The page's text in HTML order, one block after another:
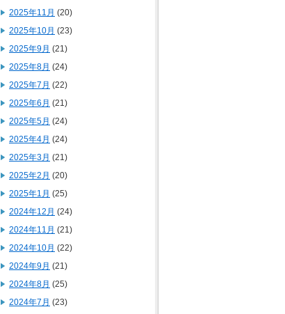
2025年11月 (20)
2025年10月 (23)
2025年9月 (21)
2025年8月 (24)
2025年7月 (22)
2025年6月 (21)
2025年5月 (24)
2025年4月 (24)
2025年3月 (21)
2025年2月 (20)
2025年1月 (25)
2024年12月 (24)
2024年11月 (21)
2024年10月 (22)
2024年9月 (21)
2024年8月 (25)
2024年7月 (23)